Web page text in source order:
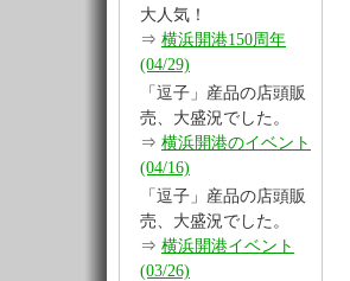
大人気！
⇒ 横浜開港150周年
(04/29)
「逗子」産品の店頭販
売、大盛況でした。
⇒ 横浜開港のイベント
(04/16)
「逗子」産品の店頭販
売、大盛況でした。
⇒ 横浜開港イベント
(03/26)